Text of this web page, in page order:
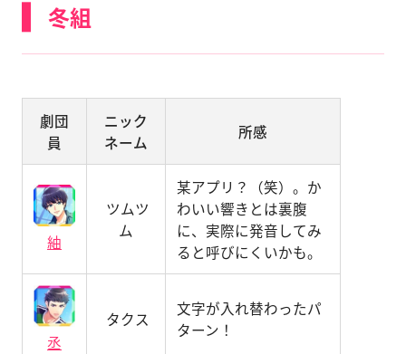
冬組
劇団
員
ニック
ネーム
所感
紬
ツムツ
ム
某アプリ？（笑）。か
わいい響きとは裏腹
に、実際に発音してみ
ると呼びにくいかも。
丞
タクス
文字が入れ替わったパ
ターン！